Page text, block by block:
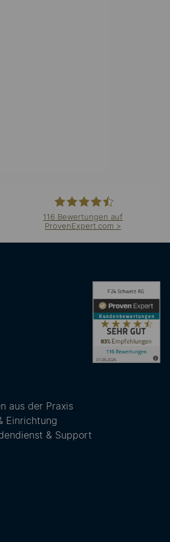
116 Bewertungen auf
ProvenExpert.com
aus der Praxis
Einrichtung
& Support